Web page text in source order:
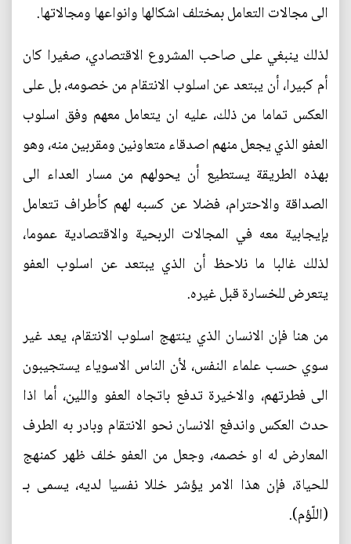
الى مجالات التعامل بمختلف اشكالها وانواعها ومجالاتها.
لذلك ينبغي على صاحب المشروع الاقتصادي، صغيرا كان
أم كبيرا، أن يبتعد عن اسلوب الانتقام من خصومه، بل على
العكس تماما من ذلك، عليه ان يتعامل معهم وفق اسلوب
العفو الذي يجعل منهم اصدقاء متعاونين ومقربين منه، وهو
بهذه الطريقة يستطيع أن يحولهم من مسار العداء الى
الصداقة والاحترام، فضلا عن كسبه لهم كأطراف تتعامل
بإيجابية معه في المجالات الربحية والاقتصادية عموما،
لذلك غالبا ما نلاحظ أن الذي يبتعد عن اسلوب العفو
يتعرض للخسارة قبل غيره.
من هنا فإن الانسان الذي ينتهج اسلوب الانتقام، يعد غير
سوي حسب علماء النفس، لأن الناس الاسوياء يستجيبون
الى فطرتهم، والاخيرة تدفع باتجاه العفو واللين، أما اذا
حدث العكس واندفع الانسان نحو الانتقام وبادر به الطرف
المعارض له او خصمه، وجعل من العفو خلف ظهر كمنهج
للحياة، فإن هذا الامر يؤشر خللا نفسيا لديه، يسمى بـ
(اللّؤم).